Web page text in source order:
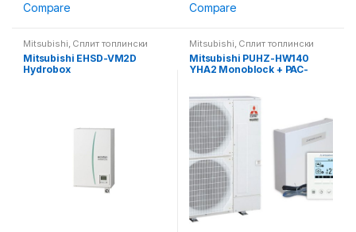
Compare Compare
Mitsubishi, Сплит топлински
пумпи, Топлински пумпи
Mitsubishi EHSD-VM2D
Hydrobox
Mitsubishi, Сплит топлински
пумпи, Топлински пумпи
Mitsubishi PUHZ-HW140
YHA2 Monoblock + PAC-